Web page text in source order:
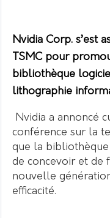
Nvidia Corp. s’est
TSMC pour
bibliothèque
lithographie
Nvidia a annoncé
conférence sur la
que la
de concevoir et de
nouvelle
efficacité.